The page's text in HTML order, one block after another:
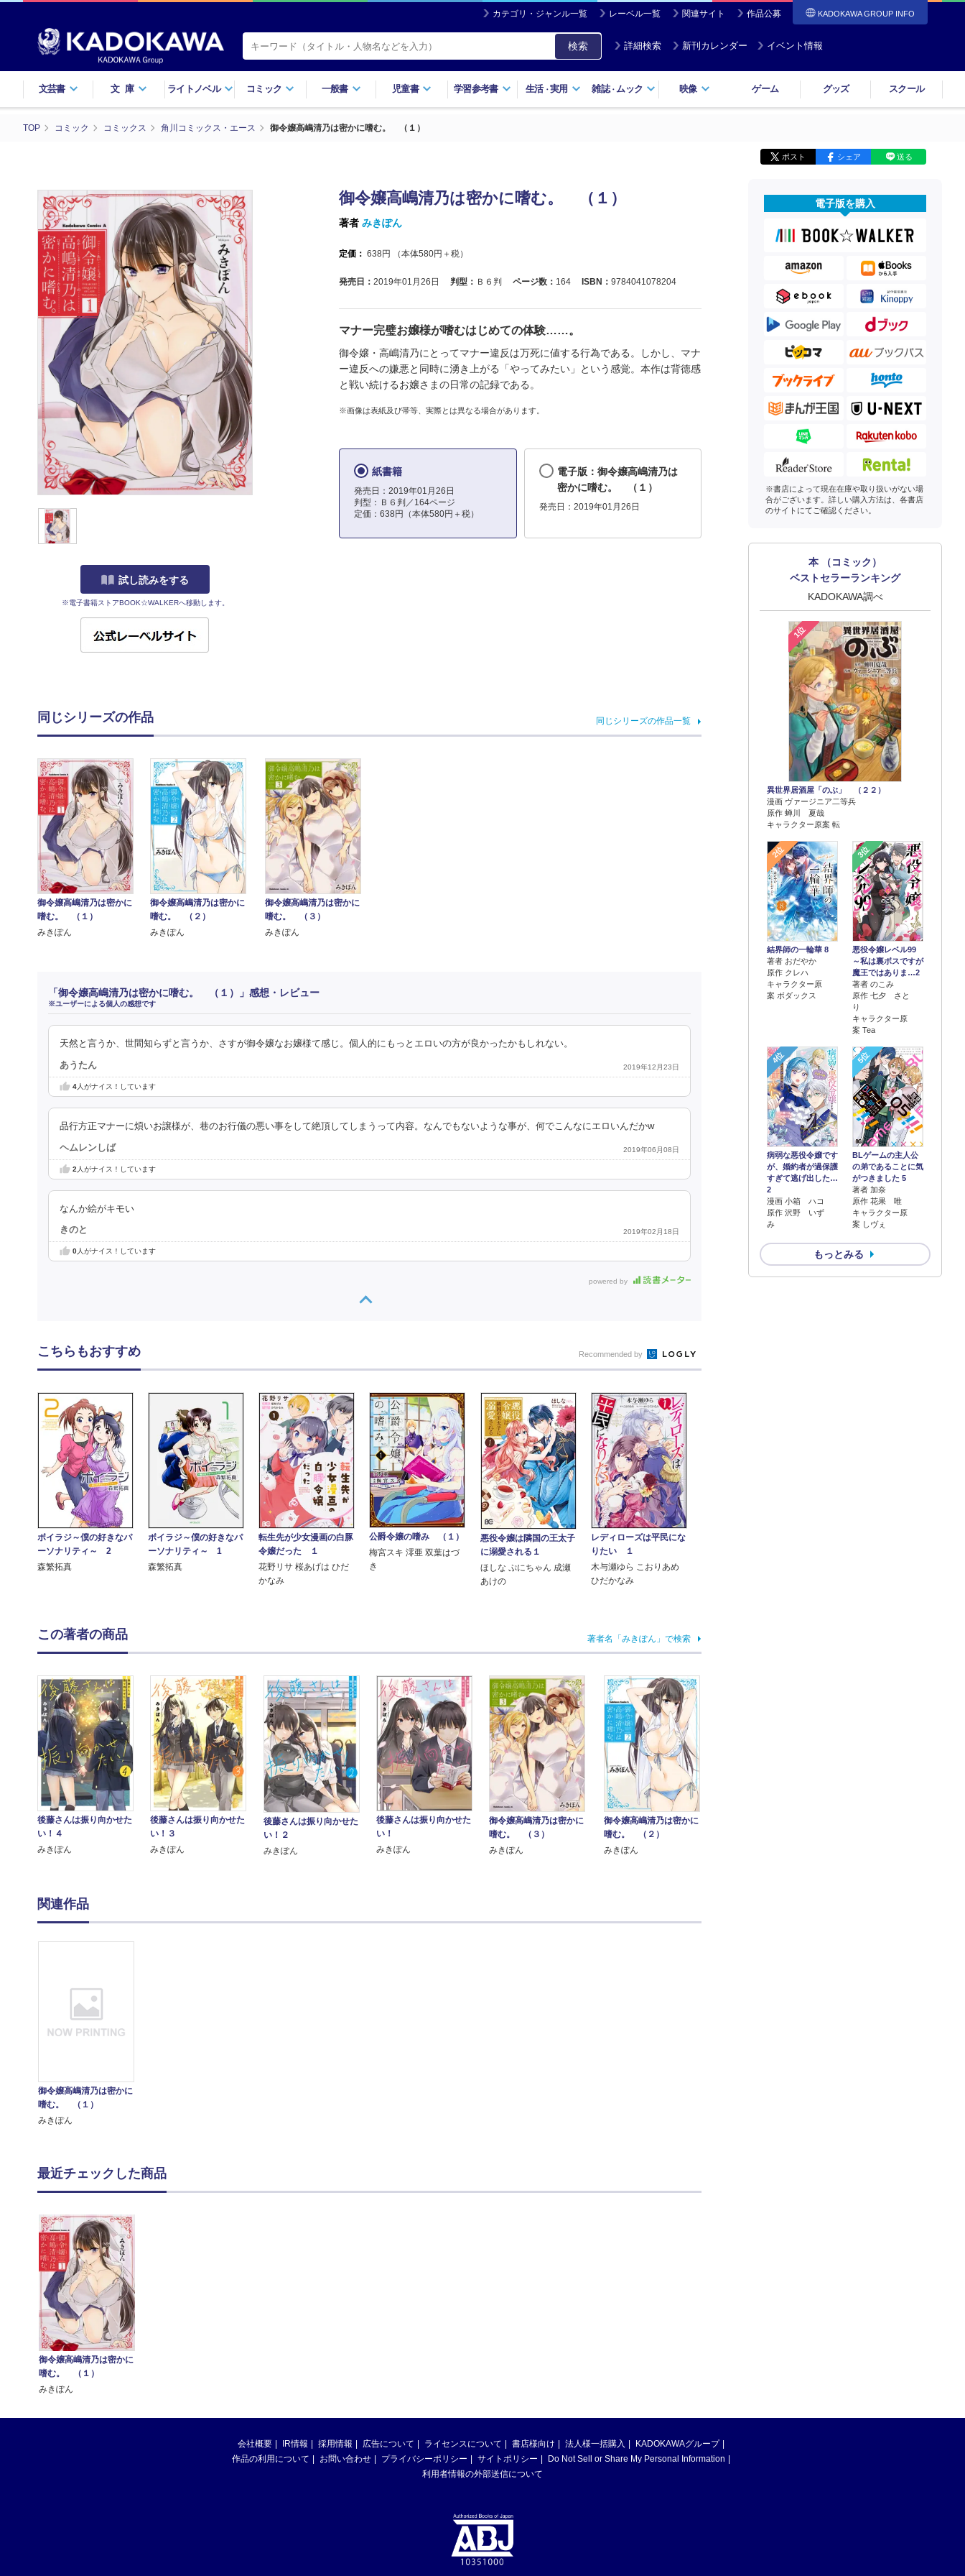
カテゴリ・ジャンル一覧 レーベル一覧 関連サイト 作品公募 KADOKAWA GROUP INFO
検索 詳細検索 新刊カレンダー イベント情報
文芸書 文庫 ライトノベル コミック 一般書 児童書 学習参考書 生活・実用 雑誌・ ムック 映像 ゲーム グッズ スクール
TOP コミック コミックス 角川コミックス・エース 御令嬢高嶋清乃は密かに嗜む。 （１）
ポスト シェア 送る
試し読みをする
※電子書籍ストアBOOK☆WALKERへ移動します。
御令嬢高嶋清乃は密かに嗜む。 （１）
著者 みきぽん
定価： 638円 （本体580円＋税）
発売日： 2019年01月26日 判型： Ｂ６判 ページ数： 164 ISBN： 9784041078204
マナー完璧お嬢様が嗜むはじめての体験……。
御令嬢・高嶋清乃にとってマナー違反は万死に値する行為である。しかし、マナ
ー違反への嫌悪と同時に湧き上がる「やってみたい」という感覚。本作は背徳感
と戦い続けるお嬢さまの日常の記録である。
※画像は表紙及び帯等、実際とは異なる場合があります。
紙書籍
発売日：2019年01月26日
判型：Ｂ６判／164ページ
定価：638円（本体580円＋税）
電子版：御令嬢高嶋清乃は
密かに嗜む。 （１）
発売日：2019年01月26日
同じシリーズの作品 同じシリーズの作品一覧
御令嬢高嶋清乃は密かに
嗜む。 （１）
みきぽん
御令嬢高嶋清乃は密かに
嗜む。 （２）
みきぽん
御令嬢高嶋清乃は密かに
嗜む。 （３）
みきぽん
「御令嬢高嶋清乃は密かに嗜む。 （１）」感想・レビュー
※ユーザーによる個人の感想です
天然と言うか、世間知らずと言うか、さすが御令嬢なお嬢様て感じ。個人的にもっとエロいの方が良かったかもしれない。
あうたん 2019年12月23日
4人がナイス！しています
品行方正マナーに煩いお譲様が、巷のお行儀の悪い事をして絶頂してしまうって内容。なんでもないような事が、何でこんなにエロいんだかw
ヘムレンしば 2019年06月08日
2 人がナイス！しています
なんか絵がキモい
きのと 2019年02月18日
0人がナイス！しています
powered by
電子版を購入
※書店によって現在在庫や取り扱いがない場
合がございます。詳しい購入方法は、各書店
のサイトにてご確認ください。
本 （コミック）
ベストセラーランキング
KADOKAWA調べ
1位
異世界居酒屋「のぶ」 （２２）
漫画 ヴァージニア二等兵
原作 蝉川 夏哉
キャラクター原案 転
2位
結界師の一輪華 8
著者 おだやか
原作 クレハ
キャラクター原
案 ボダックス
3位
悪役令嬢レベル99
～私は裏ボスですが
魔王ではありま…2
著者 のこみ
原作 七夕 さと
り
キャラクター原
案 Tea
4位
病弱な悪役令嬢です
が、婚約者が過保護
すぎて逃げ出した…
2
漫画 小箱 ハコ
原作 沢野 いず
み
5位
BLゲームの主人公
の弟であることに気
がつきました 5
著者 加奈
原作 花果 唯
キャラクター原
案 しヴぇ
もっとみる
こちらもおすすめ Recommended by
ボイラジ～僕の好きなパ
ーソナリティ～ 2
森繁拓真
ボイラジ～僕の好きなパ
ーソナリティ～ 1
森繁拓真
転生先が少女漫画の白豚
令嬢だった １
花野リサ 桜あげは ひだ
かなみ
公爵令嬢の嗜み （１）
梅宮スキ 澪亜 双葉はづ
き
悪役令嬢は隣国の王太子
に溺愛される１
ほしな ぷにちゃん 成瀬
あけの
レディローズは平民にな
りたい １
木与瀬ゆら こおりあめ
ひだかなみ
この著者の商品 著者名「みきぽん」で検索
後藤さんは振り向かせた
い！４
みきぽん
後藤さんは振り向かせた
い！３
みきぽん
後藤さんは振り向かせた
い！２
みきぽん
後藤さんは振り向かせた
い！
みきぽん
御令嬢高嶋清乃は密かに
嗜む。 （３）
みきぽん
御令嬢高嶋清乃は密かに
嗜む。 （２）
みきぽん
関連作品
御令嬢高嶋清乃は密かに
嗜む。 （１）
みきぽん
最近チェックした商品
御令嬢高嶋清乃は密かに
嗜む。 （１）
みきぽん
会社概要 IR情報 採用情報 広告について ライセンスについて 書店様向け 法人様一括購入
KADOKAWAグループ
作品の利用について
お問い合わせ プライバシーポリシー サイトポリシー
Do Not Sell or Share My Personal Information
利用者情報の外部送信について